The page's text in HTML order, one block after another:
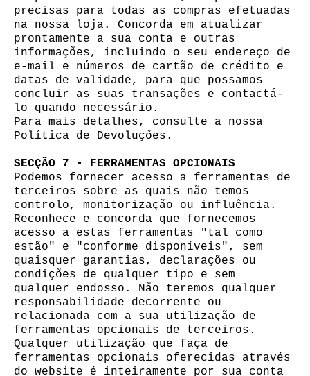
precisas para todas as compras efetuadas
na nossa loja. Concorda em atualizar
prontamente a sua conta e outras
informações, incluindo o seu endereço de
e-mail e números de cartão de crédito e
datas de validade, para que possamos
concluir as suas transações e contactá-
lo quando necessário.
Para mais detalhes, consulte a nossa
Política de Devoluções.
SECÇÃO 7 - FERRAMENTAS OPCIONAIS
Podemos fornecer acesso a ferramentas de
terceiros sobre as quais não temos
controlo, monitorização ou influência.
Reconhece e concorda que fornecemos
acesso a estas ferramentas "tal como
estão" e "conforme disponíveis", sem
quaisquer garantias, declarações ou
condições de qualquer tipo e sem
qualquer endosso. Não teremos qualquer
responsabilidade decorrente ou
relacionada com a sua utilização de
ferramentas opcionais de terceiros.
Qualquer utilização que faça de
ferramentas opcionais oferecidas através
do website é inteiramente por sua conta